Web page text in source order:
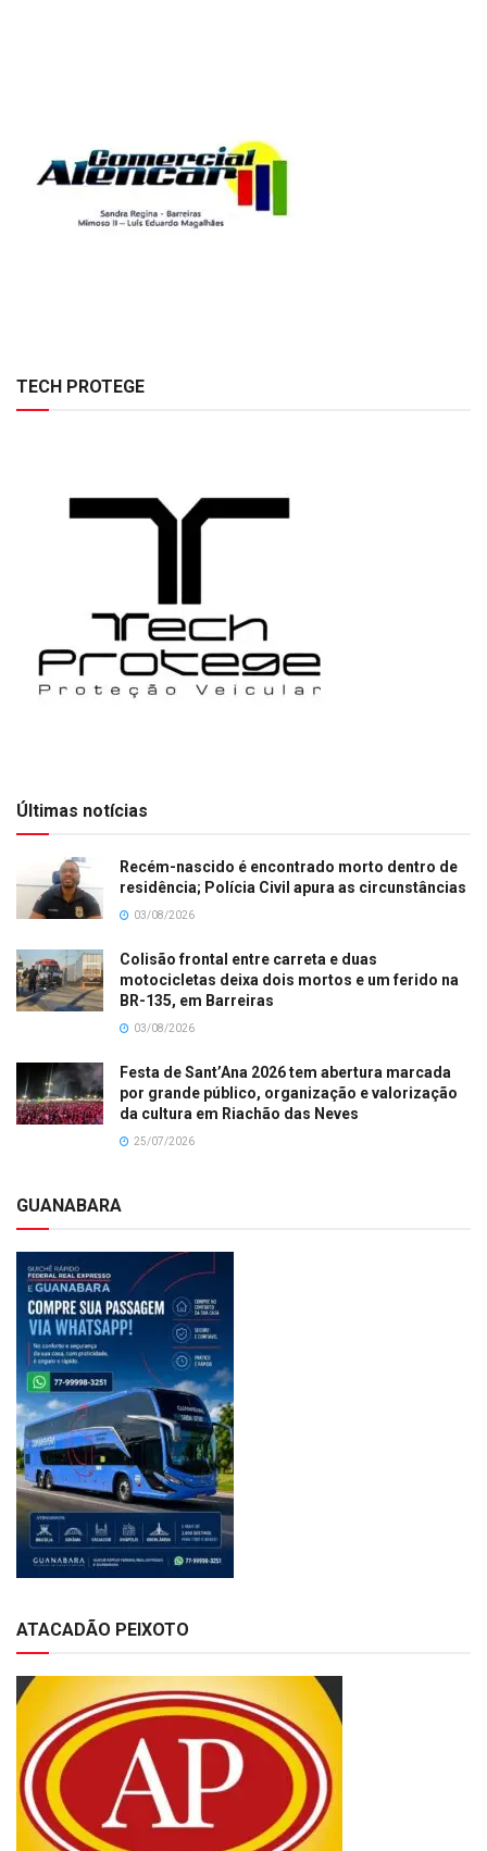
TECH PROTEGE
Últimas notícias
Recém-nascido é encontrado morto dentro de
residência; Polícia Civil apura as circunstâncias
03/08/2026
Colisão frontal entre carreta e duas
motocicletas deixa dois mortos e um ferido na
BR-135, em Barreiras
03/08/2026
Festa de Sant’Ana 2026 tem abertura marcada
por grande público, organização e valorização
da cultura em Riachão das Neves
25/07/2026
GUANABARA
ATACADÃO PEIXOTO